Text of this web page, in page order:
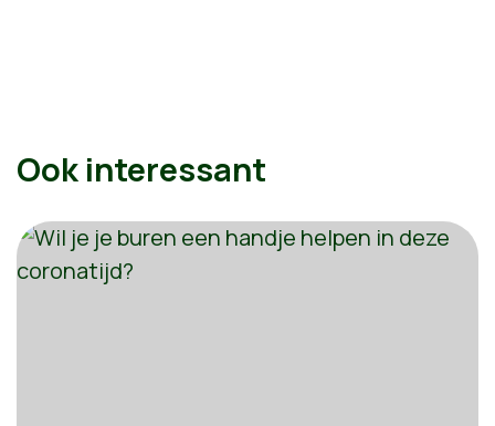
Ook interessant